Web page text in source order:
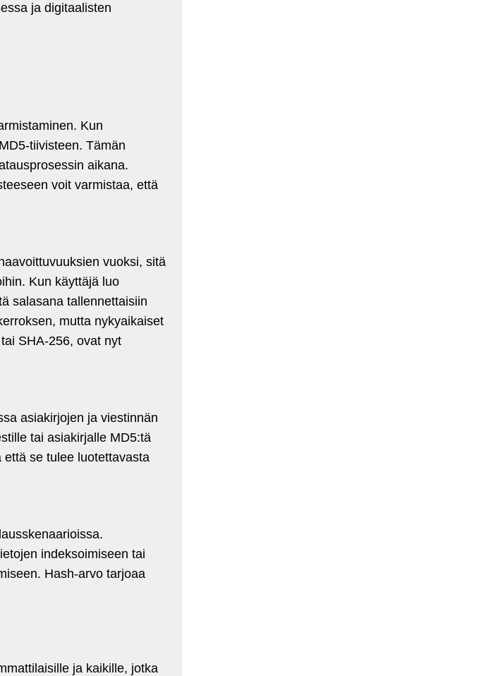
ja digitaalisten
Kun
tiivisteen. Tämän
aikana.
voit varmistaa, että
vuoksi, sitä
Kun käyttäjä luo
salasana tallennettaisiin
mutta nykyaikaiset
SHA-256, ovat nyt
asiakirjojen ja viestinnän
tai asiakirjalle MD5:tä
se tulee luotettavasta
indeksoimiseen tai
Hash-arvo tarjoaa
ja kaikille, jotka